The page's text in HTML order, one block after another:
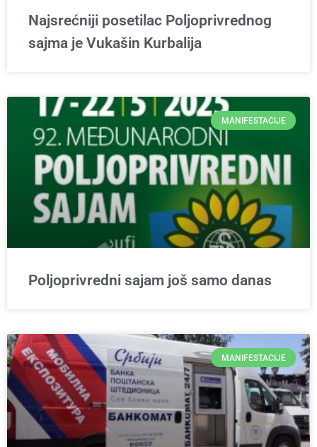
Najsrećniji posetilac Poljoprivrednog
sajma je Vukašin Kurbalija
MANIFESTACIJE
Poljoprivredni sajam još samo danas
MANIFESTACIJE